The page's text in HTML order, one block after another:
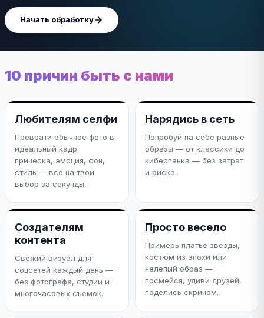
Начать обработку
10 причин быть с нами
Любителям селфи
Преврати обычное фото в
идеальный кадр:
прическа, эмоция, фон,
стиль — все на твой
выбор за секунды.
Нарядись в сеть
Попробуй на себе разные
образы — от классики до
киберпанка — без затрат
и риска.
Создателям
контента
Свежий визуал для
соцсетей каждый день —
без фотографа, студии и
многочасовых съемок.
Просто весело
Примерь платье звезды,
костюм из эпохи или
нелепый образ —
посмейся, удиви друзей,
поделись скрином.